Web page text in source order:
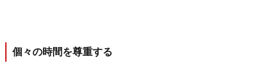
個々の時間を尊重する